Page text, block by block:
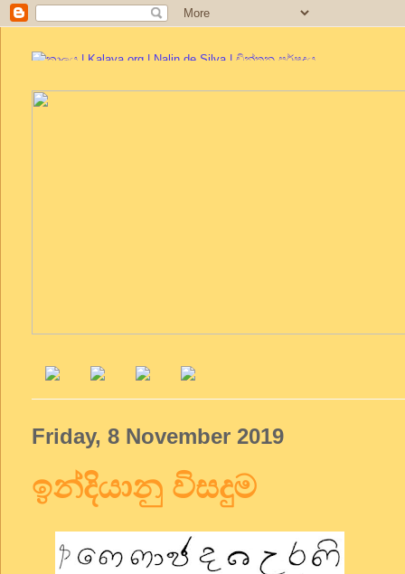
Friday, 8 November 2019
ඉන්දියානු විසදුම